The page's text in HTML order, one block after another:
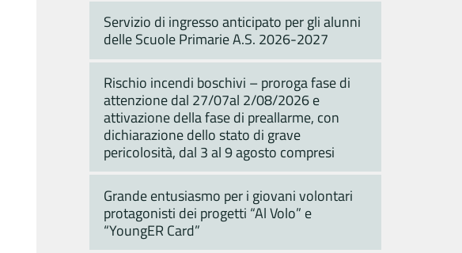
Servizio di ingresso anticipato per gli alunni
delle Scuole Primarie A.S. 2026-2027
Rischio incendi boschivi – proroga fase di
attenzione dal 27/07al 2/08/2026 e
attivazione della fase di preallarme, con
dichiarazione dello stato di grave
pericolosità, dal 3 al 9 agosto compresi
Grande entusiasmo per i giovani volontari
protagonisti dei progetti “Al Volo” e
“YoungER Card”